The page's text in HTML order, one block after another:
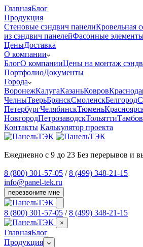
ГлавнаяБлог
Продукция
Cтеновые сэндвич панелиКровельная
из сэндвич панелейФасонные
ЦеныДоставка
О компании
БлогО компанииЦены на монтаж
ПортфолиоДокументы
Города
ВоронежКалугаКазаньКовров
ЧелныТверьБрянскСмоленскБелгород
ПетербургЧелябинскТюмень
НовгородПетрозаводскТольяттиТамбов
Контакты Калькулятор проекта
Ежедневно с 9 до 23 Без перерывов и
8 (800) 301-57-05 / 8 (499) 348-21-15
info@panel-tek.ru
перезвоните мне
8 (800) 301-57-05 / 8 (499) 348-21-15
×
ГлавнаяБлог
Продукция